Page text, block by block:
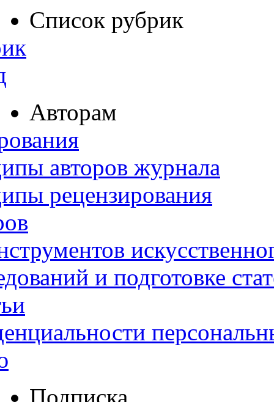
Список рубрик
Авторам
авторов журнала
рецензирования
и подготовке